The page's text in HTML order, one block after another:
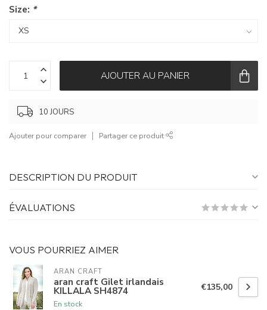
Size: *
AJOUTER AU PANIER
10 JOURS
Ajouter pour comparer Partager ce produit
DESCRIPTION DU PRODUIT
ÉVALUATIONS
VOUS POURRIEZ AIMER
ARAN CRAFT
aran craft Gilet irlandais
KILLALA SH4874
En stock
€135,00